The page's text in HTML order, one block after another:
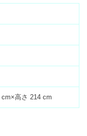
cm×高さ 214 cm